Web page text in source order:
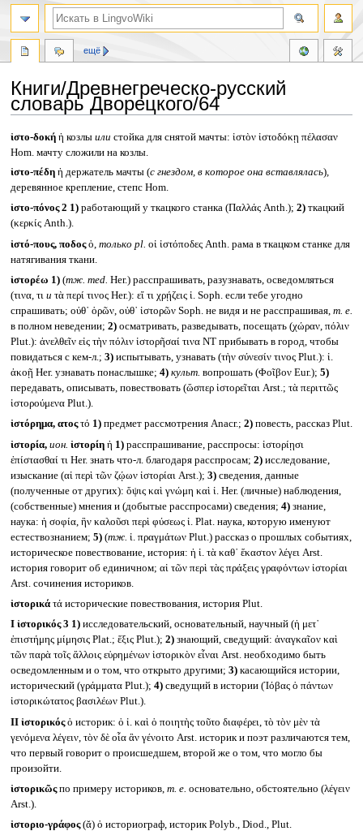
Книги/Древнегреческо-русский
словарь Дворецкого/64
Перейти
к
навигации
Перейти
к
поиску
ἱστο-δοκή ἡ козлы или стойка для снятой мачты: ἱστὸν ἱστοδόκῃ πέλασαν
Hom. мачту сложили на козлы.
ἱστο-πέδη ἡ держатель мачты (с гнездом, в которое она вставлялась),
деревянное крепление, степс Hom.
ἱστο-πόνος 2 1)работающий у ткацкого станка (Παλλάς Anth.); 2)ткацкий
(κερκίς Anth.).
ἱστό-πους, ποδοςὁ, только pl. οἱ ἱστόποδες Anth. рама в ткацком станке для
натягивания ткани.
ἱστορέω 1)(тж. med. Her.) расспрашивать, разузнавать, осведомляться
(τινα, τι и τὰ περί τινος Her.): εἴ τι χρῄζεις ἱ. Soph. если тебе угодно
спрашивать; οὐθ᾽ ὁρῶν, οὐθ᾽ ἱστορῶν Soph. не видя и не расспрашивая, т. е.
в полном неведении; 2)осматривать, разведывать, посещать (χώραν, πόλιν
Plut.): ἀνελθεῖν εἰς τὴν πόλιν ἱστορῆσαί τινα NT прибывать в город, чтобы
повидаться с кем-л.; 3)испытывать, узнавать (τὴν σύνεσίν τινος Plut.): ἱ.
ἀκοῇ Her. узнавать понаслышке; 4) культ. вопрошать (Φοῖβον Eur.); 5)
передавать, описывать, повествовать (ὥσπερ ἱστορεῖται Arst.; τὰ περιττῶς
ἱστορούμενα Plut.).
ἱστόρημα, ατοςτό 1)предмет рассмотрения Anacr.; 2)повесть, рассказ Plut.
ἱστορία, ион. ἱστορίη ἡ 1)расспрашивание, расспросы: ἱστορίῃσι
ἐπίστασθαί τι Her. знать что-л. благодаря расспросам; 2)исследование,
изыскание (αἱ περὶ τῶν ζῴων ἱστορίαι Arst.); 3)сведения, данные
(полученные от других): ὄψις καὶ γνώμη καὶ ἱ. Her. (личные) наблюдения,
(собственные) мнения и (добытые расспросами) сведения; 4)знание,
наука: ἡ σοφία, ἣν καλοῦσι περὶ φύσεως ἱ. Plat. наука, которую именуют
естествознанием; 5)(тж. ἱ. πραγμάτων Plut.) рассказ о прошлых событиях,
историческое повествование, история: ἡ ἱ. τὰ καθ᾽ ἕκαστον λέγει Arst.
история говорит об единичном; αἱ τῶν περὶ τὰς πράξεις γραφόντων ἱστορίαι
Arst. сочинения историков.
ἱστορικά τά исторические повествования, история Plut.
I ἱστορικός 3 1)исследовательский, основательный, научный (ἡ μετ᾽
ἐπιστήμης μίμησις Plat.; ἕξις Plut.); 2)знающий, сведущий: ἀναγκαῖον καὶ
τῶν παρὰ τοῖς ἄλλοις εὑρημένων ἱστορικὸν εἶναι Arst. необходимо быть
осведомленным и о том, что открыто другими; 3)касающийся истории,
исторический (γράμματα Plut.); 4)сведущий в истории (Ἰόβας ὁ πάντων
ἱστορικώτατος βασιλέων Plut.).
II ἱστορικόςὁ историк: ὁ ἱ. καὶ ὁ ποιητὴς τοῦτο διαφέρει, τὸ τὸν μὲν τὰ
γενόμενα λέγειν, τὸν δὲ οἷα ἂν γένοιτο Arst. историк и поэт различаются тем,
что первый говорит о происшедшем, второй же о том, что могло бы
произойти.
ἱστορικῶςпо примеру историков, т. е. основательно, обстоятельно (λέγειν
Arst.).
ἱστοριο-γράφος(ᾰ) ὁ историограф, историк Polyb., Diod., Plut.
ещё